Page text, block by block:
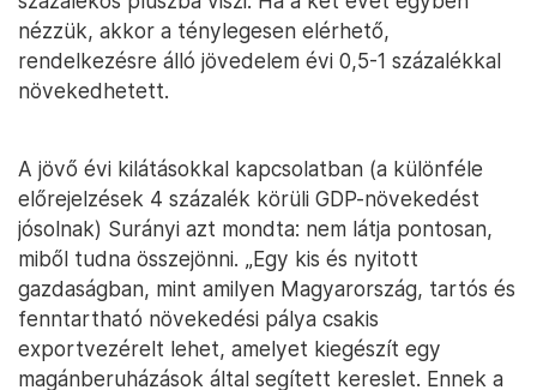
nézzük, akkor a ténylegesen elérhető,
rendelkezésre álló jövedelem évi 0,5-1 százalékkal
növekedhetett.
A jövő évi kilátásokkal kapcsolatban (a különféle
előrejelzések 4 százalék körüli GDP-növekedést
jósolnak) Surányi azt mondta: nem látja pontosan,
miből tudna összejönni. „Egy kis és nyitott
gazdaságban, mint amilyen Magyarország, tartós és
fenntartható növekedési pálya csakis
exportvezérelt lehet, amelyet kiegészít egy
magánberuházások által segített kereslet. Ennek a